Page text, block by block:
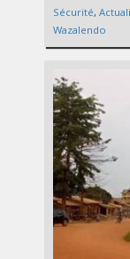
Sécurité,
Wazalendo